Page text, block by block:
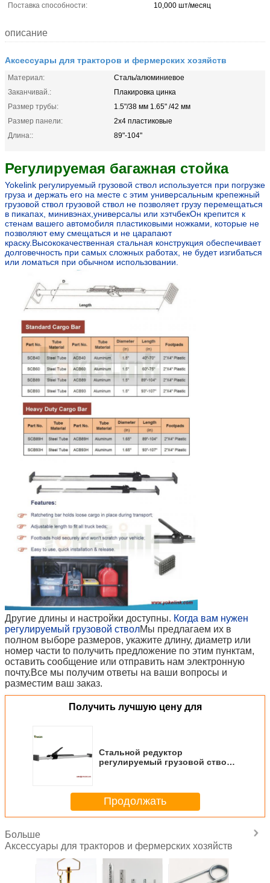
Поставка способности:
10,000 шт/месяц
описание
Аксессуары для тракторов и фермерских хозяйств
Материал:
Сталь/алюминиевое
Заканчивай.:
Плакировка цинка
Размер трубы:
1.5"/38 мм 1.65" /42 мм
Размер панели:
2х4 пластиковые
Длина::
89"-104"
Регулируемая багажная стойка
Yokelink регулируемый грузовой ствол используется при погрузке
груза и держать его на месте с этим универсальным крепежный
грузовой ствол грузовой ствол не позволяет грузу перемещаться
в пикапах, минивэнах,универсалы или хэтчбекОн крепится к
стенам вашего автомобиля пластиковыми ножками, которые не
позволяют ему смещаться и не царапают
краску.Высококачественная стальная конструкция обеспечивает
долговечность при самых сложных работах, не будет изгибаться
или ломаться при обычном использовании.
Другие длины и настройки доступны. Когда вам нужен
регулируемый грузовой стволМы предлагаем их в
полном выборе размеров, укажите длину, диаметр или
номер части to получить предложение по этим пунктам,
оставить сообщение или отправить нам электронную
почту.Все мы получим ответы на ваши вопросы и
разместим ваш заказ.
Получить лучшую цену для
Стальной редуктор
регулируемый грузовой ствол
Продолжать
Больше
Аксессуары для тракторов и фермерских хозяйств